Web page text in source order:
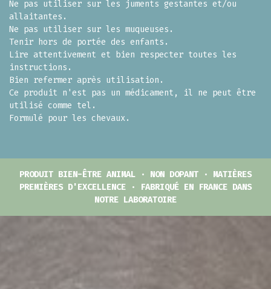
Ne pas utiliser sur les juments gestantes et/ou
allaitantes.
Ne pas utiliser sur les muqueuses.
Tenir hors de portée des enfants.
Lire attentivement et bien respecter toutes les
instructions.
Bien refermer après utilisation.
Ce produit n'est pas un médicament, il ne peut être
utilisé comme tel.
Formulé pour les chevaux.
PRODUIT BIEN-ÊTRE ANIMAL · NON DOPANT · MATIÈRES
PREMIÈRES D'EXCELLENCE · FABRIQUÉ EN FRANCE DANS
NOTRE LABORATOIRE